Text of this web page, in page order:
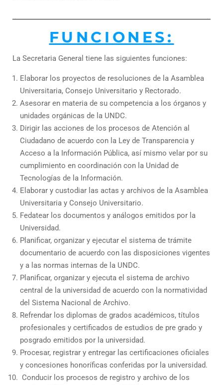
FUNCIONES:
La Secretaria General tiene las siguientes funciones:
Elaborar los proyectos de resoluciones de la Asamblea
Universitaria, Consejo Universitario y Rectorado.
Asesorar en materia de su competencia a los órganos y
unidades orgánicas de la UNDC.
Dirigir las acciones de los procesos de Atención al
Ciudadano de acuerdo con la Ley de Transparencia y
Acceso a la Información Pública, así mismo velar por su
cumplimiento en coordinación con la Unidad de
Tecnologías de la Información.
Elaborar y custodiar las actas y archivos de la Asamblea
Universitaria y Consejo Universitario.
Fedatear los documentos y análogos emitidos por la
Universidad.
Planificar, organizar y ejecutar el sistema de trámite
documentario de acuerdo con las disposiciones vigentes
y a las normas internas de la UNDC.
Planificar, organizar y ejecuta el sistema de archivo
central de la universidad de acuerdo con la normatividad
del Sistema Nacional de Archivo.
Refrendar los diplomas de grados académicos, títulos
profesionales y certificados de estudios de pre grado y
posgrado emitidos por la universidad.
Procesar, registrar y entregar las certificaciones oficiales
y concesiones honoríficas conferidas por la universidad.
Conducir los procesos de registro y archivo de los